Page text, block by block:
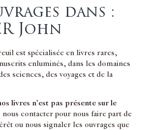
dans :
John
est spécialisée en livres rares,
enluminés, dans les domaines
sciences, des voyages et de la
livres n’est pas présente sur le
nous contacter pour nous faire part de
ou nous signaler les ouvrages que